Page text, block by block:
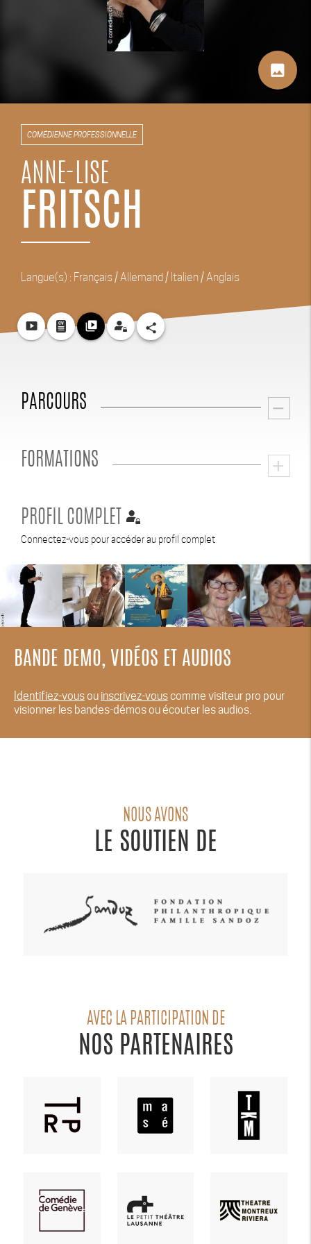
image
COMÉDIENNE PROFESSIONNELLE
ANNE-LISE
FRITSCH
Langue(s) : Français / Allemand / Italien / Anglais
smart_display video_library share
PARCOURS remove
FORMATIONS add
PROFIL COMPLET
Connectez-vous pour accéder au profil complet
BANDE DEMO, VIDÉOS ET AUDIOS
Identifiez-vousou inscrivez-vouscomme visiteur pro pour
visionner les bandes-démos ou écouter les audios.
NOUS AVONS
LE SOUTIEN DE
AVEC LA PARTICIPATION DE
NOS PARTENAIRES